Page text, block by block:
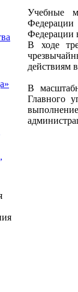
Учебные
Федерации
Федерации
В ходе
действиям
В
Главного